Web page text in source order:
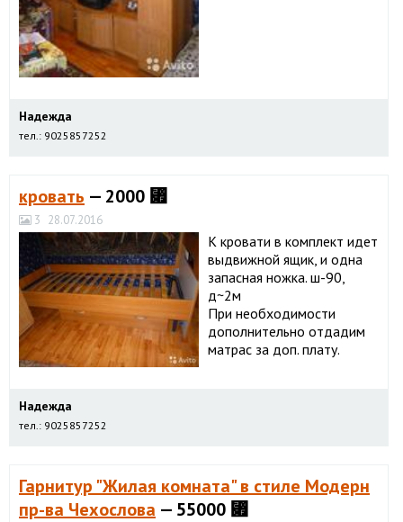
Надежда
тел.: 9025857252
кровать — 2000 ⃏
3 28.07.2016
К кровати в комплект идет
выдвижной ящик, и одна
запасная ножка. ш-90,
д~2м
При необходимости
дополнительно отдадим
матрас за доп. плату.
Надежда
тел.: 9025857252
Гарнитур "Жилая комната" в стиле Модерн
пр-ва Чехослова — 55000 ⃏